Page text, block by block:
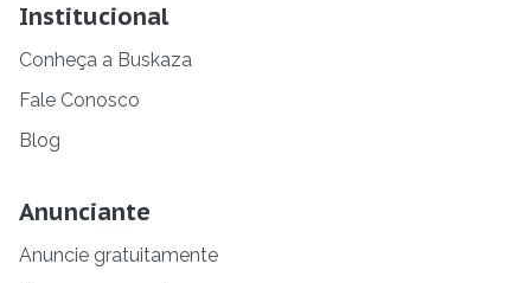
Institucional
Conheça a Buskaza
Fale Conosco
Blog
Anunciante
Anuncie gratuitamente